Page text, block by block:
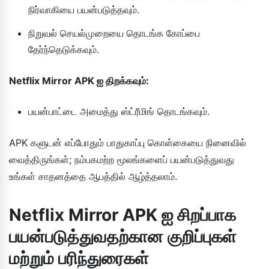
நிர்வாகியை பயன்படுத்தவும்.
நிறுவல் செயல்முறையை தொடங்க கோப்பை
தேர்ந்தெடுக்கவும்.
Netflix Mirror APK ஐ திறக்கவும்:
பயன்பாட்டை அமைத்து ஸ்ட்ரீமிங் தொடங்கவும்.
APK களுடன் எப்போதும் பாதுகாப்பு கொள்கையை நினைவில்
வைத்திருங்கள்; நம்பகமற்ற மூலங்களைப் பயன்படுத்துவது
உங்கள் சாதனத்தை ஆபத்தில் ஆழ்த்தலாம்.
Netflix Mirror APK ஐ சிறப்பாக
பயன்படுத்துவதற்கான குறிப்புகள்
மற்றும் பரிந்துரைகள்